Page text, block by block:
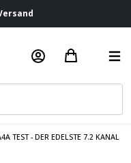
TEST - DER EDELSTE 7.2 KANAL